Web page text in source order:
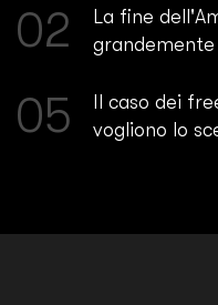
02
La fine
05
Il caso dei
vogliono lo